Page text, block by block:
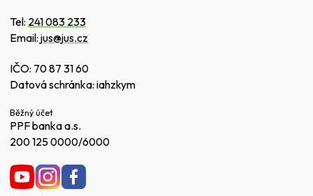
Tel: 241 083 233
Email: jus@jus.cz
IČO: 70 87 31 60
Datová schránka: iahzkym
Běžný účet
PPF banka a.s.
200 125 0000/6000